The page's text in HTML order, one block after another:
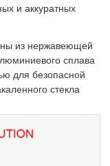
и аккуратных
из нержавеющей
сплава
для безопасной
стекла